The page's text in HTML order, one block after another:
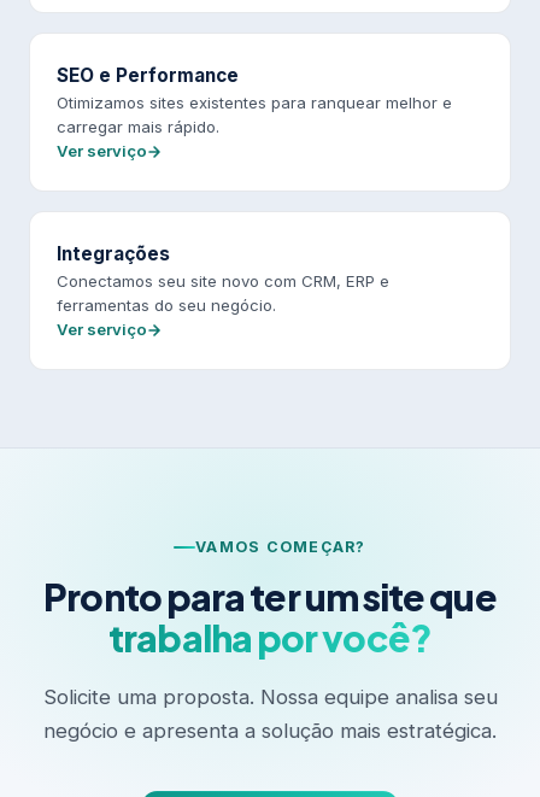
SEO e Performance
Otimizamos sites existentes para ranquear melhor e
carregar mais rápido.
Ver serviço
Integrações
Conectamos seu site novo com CRM, ERP e
ferramentas do seu negócio.
Ver serviço
VAMOS COMEÇAR?
Pronto para ter um site que
trabalha por você?
Solicite uma proposta. Nossa equipe analisa seu
negócio e apresenta a solução mais estratégica.